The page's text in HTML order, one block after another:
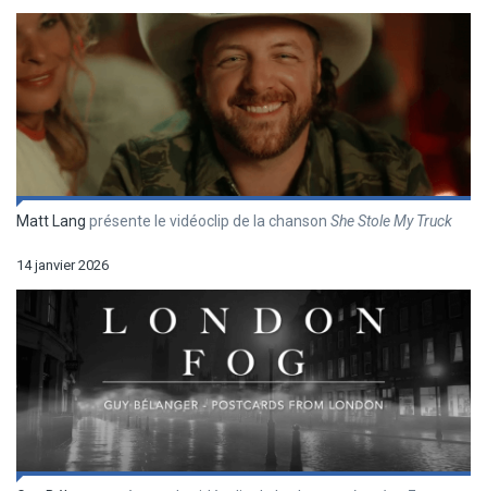
Matt Lang présente le vidéoclip de la chanson She Stole My Truck
14 janvier 2026